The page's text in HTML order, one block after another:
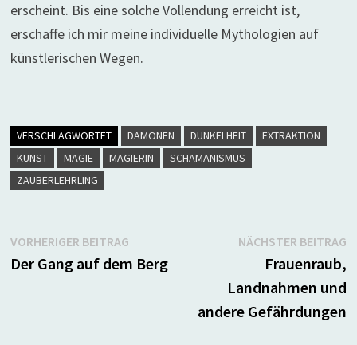
erscheint. Bis eine solche Vollendung erreicht ist,
erschaffe ich mir meine individuelle Mythologien auf
künstlerischen Wegen.
VERSCHLAGWORTET DÄMONEN DUNKELHEIT
EXTRAKTION
KUNST
MAGIE MAGIERIN
SCHAMANISMUS
ZAUBERLEHRLING
Beitragsnavigation
VORHERIGER BEITRAGVorheriger
Beitrag:
Der Gang auf dem Berg
NÄCHSTER BEITRAG
Frauenraub,
Landnahmen und
andere Gefährdungen